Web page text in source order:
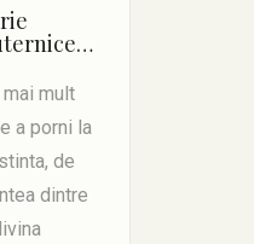
mult
a porni la
de
dintre